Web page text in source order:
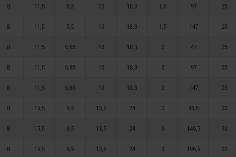
B 11,5 5,5 10 18,3 1,5 97 25
B 11,5 5,5 10 18,3 1,5 147 25
B 11,5 6,85 10 18,3 2 47 25
B 11,5 6,85 10 18,3 2 97 25
B 11,5 6,85 10 18,3 2 147 25
B 15,5 9,5 13,5 24 3 96,5 33
B 15,5 9,5 13,5 24 3 146,5 33
B 15,5 9,5 13,5 24 3 196,5 33